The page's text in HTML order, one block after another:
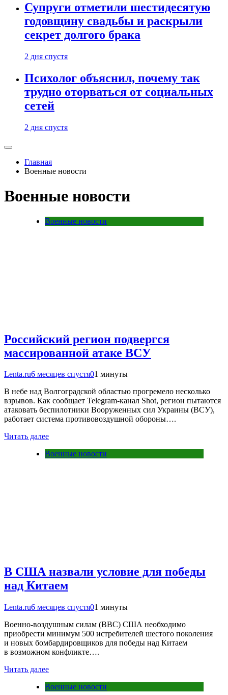
Супруги отметили шестидесятую
годовщину свадьбы и раскрыли
секрет долгого брака
2 дня спустя
Психолог объяснил, почему так
трудно оторваться от социальных
сетей
2 дня спустя
Главная
Военные новости
Военные новости
Военные новости
Российский регион подвергся
массированной атаке ВСУ
Lenta.ru6 месяцев спустя01 минуты
В небе над Волгоградской областью прогремело несколько
взрывов. Как сообщает Telegram-канал Shot, регион пытаются
атаковать беспилотники Вооруженных сил Украины (ВСУ),
работает система противовоздушной обороны….
Читать далее
Военные новости
В США назвали условие для победы
над Китаем
Lenta.ru6 месяцев спустя01 минуты
Военно-воздушным силам (ВВС) США необходимо
приобрести минимум 500 истребителей шестого поколения
и новых бомбардировщиков для победы над Китаем
в возможном конфликте….
Читать далее
Военные новости